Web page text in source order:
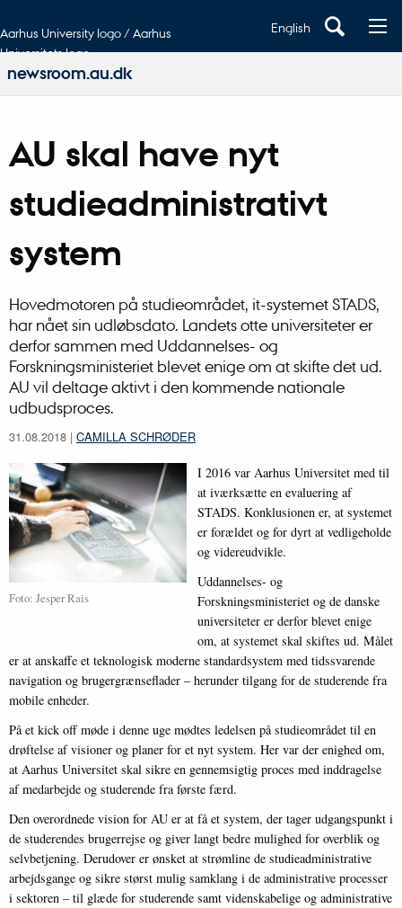
Aarhus University logo / Aarhus
Universitets logo
newsroom.au.dk
English
AU skal have nyt
studieadministrativt
system
Hovedmotoren på studieområdet, it-systemet STADS,
har nået sin udløbsdato. Landets otte universiteter er
derfor sammen med Uddannelses- og
Forskningsministeriet blevet enige om at skifte det ud.
AU vil deltage aktivt i den kommende nationale
udbudsproces.
31.08.2018 | CAMILLA SCHRØDER
Foto: Jesper Rais
I 2016 var Aarhus Universitet med til
at iværksætte en evaluering af
STADS. Konklusionen er, at systemet
er forældet og for dyrt at vedligeholde
og videreudvikle.
Uddannelses- og
Forskningsministeriet og de danske
universiteter er derfor blevet enige
om, at systemet skal skiftes ud. Målet
er at anskaffe et teknologisk moderne standardsystem med tidssvarende
navigation og brugergrænseflader – herunder tilgang for de studerende fra
mobile enheder.
På et kick off møde i denne uge mødtes ledelsen på studieområdet til en
drøftelse af visioner og planer for et nyt system. Her var der enighed om,
at Aarhus Universitet skal sikre en gennemsigtig proces med inddragelse
af medarbejde og studerende fra første færd.
Den overordnede vision for AU er at få et system, der tager udgangspunkt i
de studerendes brugerrejse og giver langt bedre mulighed for overblik og
selvbetjening. Derudover er ønsket at strømline de studieadministrative
arbejdsgange og sikre størst mulig samklang i de administrative processer
i sektoren – til glæde for studerende samt videnskabelige og administrative